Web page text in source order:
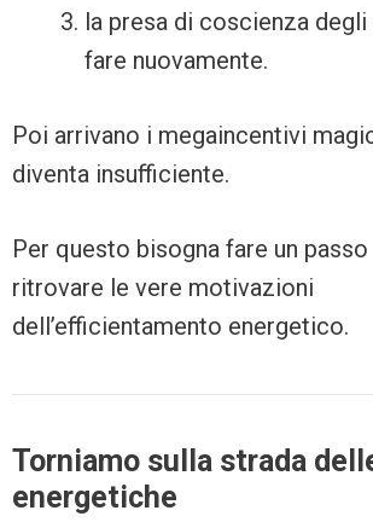
la presa di coscienza
fare nuovamente.
Poi arrivano i megaincentivi
diventa insufficiente.
Per questo bisogna fare un
ritrovare le vere motivazioni
dell’efficientamento energetico.
Torniamo sulla strada
energetiche